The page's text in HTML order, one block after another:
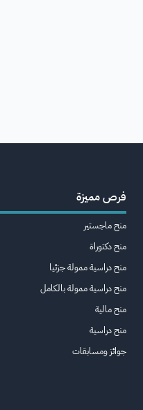
فرص مميزة
منح ماجستير
منح دكتوراة
منح دراسية ممولة جزئيا
منح دراسية ممولة بالكامل
منح مالية
منح دراسية
جوائز ومسابقات